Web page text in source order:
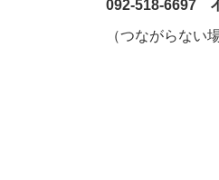
092‐518-6697
（つながらない